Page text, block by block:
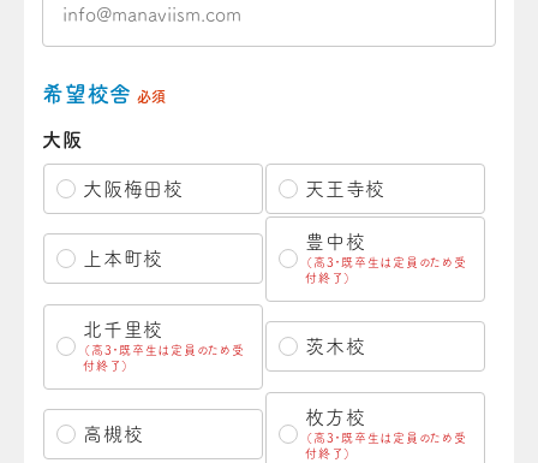
希望校舎 必須
大阪
大阪梅田校 天王寺校
上本町校
豊中校
（高3・既卒生は定員のため受
付終了）
北千里校
（高3・既卒生は定員のため受
付終了）
茨木校
高槻校
枚方校
（高3・既卒生は定員のため受
付終了）